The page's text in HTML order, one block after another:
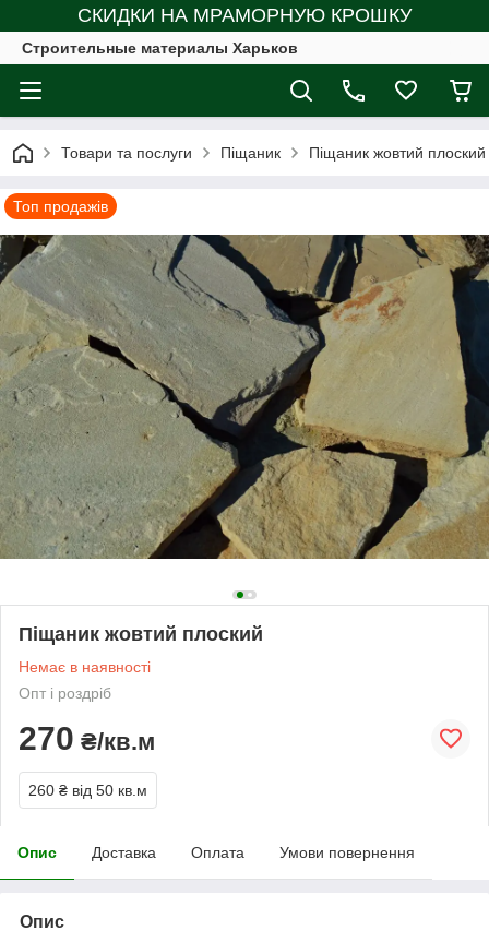
СКИДКИ НА МРАМОРНУЮ КРОШКУ
Строительные материалы Харьков
Товари та послуги Піщаник Піщаник жовтий плоский
Топ продажів
Піщаник жовтий плоский
Немає в наявності
Опт і роздріб
270 ₴/кв.м
260 ₴ від 50 кв.м
Опис Доставка Оплата Умови повернення
Опис